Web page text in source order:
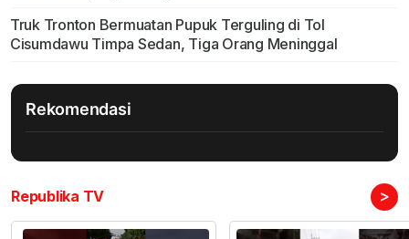
Truk Tronton Bermuatan Pupuk Terguling di Tol
Cisumdawu Timpa Sedan, Tiga Orang Meninggal
Rekomendasi
Republika TV >